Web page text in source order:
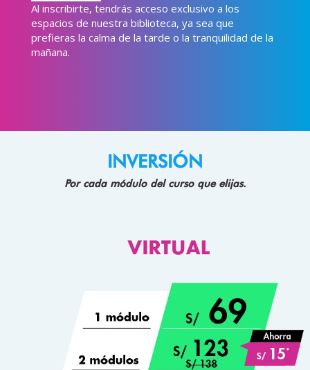
Al inscribirte, tendrás acceso exclusivo a los
espacios de nuestra biblioteca, ya sea que
prefieras la calma de la tarde o la tranquilidad de la
mañana.
INVERSIÓN
Por cada módulo del curso que elijas.